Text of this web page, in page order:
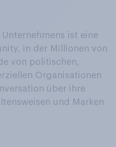
ist eine
in der Millionen von
von politischen,
Organisationen
über ihre
und Marken